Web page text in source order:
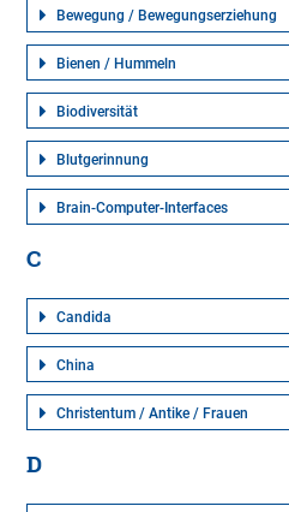
Bewegung / Bewegungserziehung
Bienen / Hummeln
Biodiversität
Blutgerinnung
Brain-Computer-Interfaces
C
Candida
China
Christentum / Antike / Frauen
D